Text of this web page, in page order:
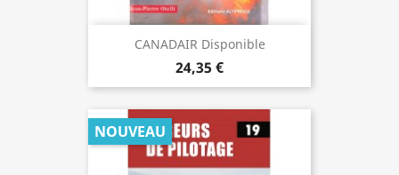
CANADAIR Disponible
24,35 €
NOUVEAU